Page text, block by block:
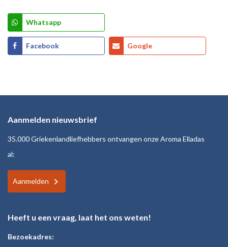
Whatsapp
Facebook Google
Aanmelden nieuwsbrief
35.000 Griekenlandliefhebbers ontvangen onze Aroma Elladas
al:
Aanmelden
Heeft u een vraag, laat het ons weten!
Bezoekadres: